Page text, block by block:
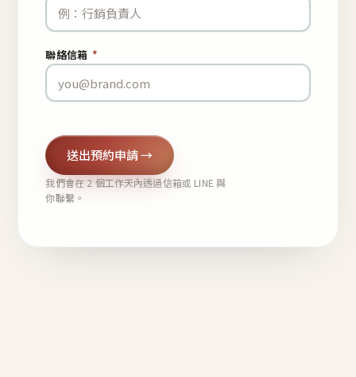
聯絡信箱 *
送出預約申請 →
我們會在 2 個工作天內透過信箱或 LINE 與
你聯繫。